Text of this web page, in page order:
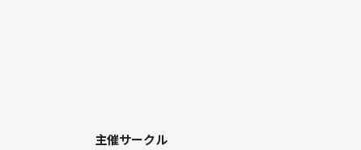
主催サークル